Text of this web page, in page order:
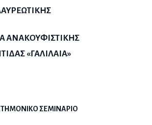
ΑΝΑΚΟΥΦΙΣΤΙΚΗΣ
«ΓΑΛΙΛΑΙΑ»
ΣΕΜΙΝΑΡΙΟ